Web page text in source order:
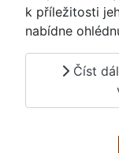
k příležitosti
nabídne
Číst